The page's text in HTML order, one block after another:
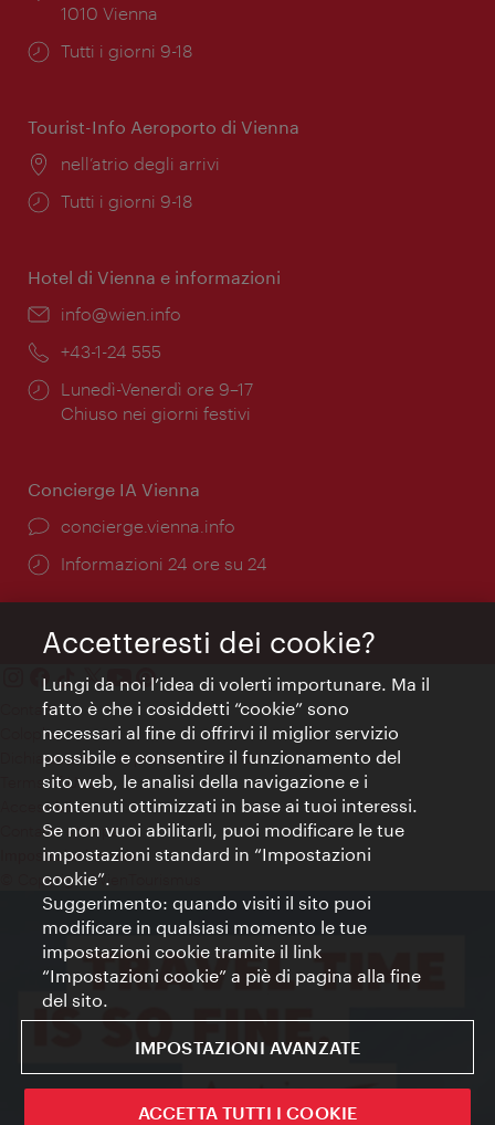
1010 Vienna
Orari
Tutti i giorni 9-18
Tourist-Info Aeroporto di Vienna
Posizione:
nell’atrio degli arrivi
Orari
Tutti i giorni 9-18
Hotel di Vienna e informazioni
Email:
info@wien.info
Telefono:
+43-1-24 555
Orari
di
Lunedì-Venerdì ore 9–17
Chiuso nei giorni festivi
Concierge IA Vienna
Ort:
concierge.vienna.info
Öffnungszeiten:
Informazioni 24 ore su 24
Contatti
Colophon
Dichiarazione sulla protezione dei dati
Terms of Use
Accessibilità
Contatto stampa
Impostazioni cookie
© Copyright WienTourismus
Accetteresti dei cookie?
Lungi da noi l’idea di volerti importunare. Ma il
fatto è che i cosiddetti “cookie” sono
necessari al fine di offrirvi il miglior servizio
possibile e consentire il funzionamento del
sito web, le analisi della navigazione e i
contenuti ottimizzati in base ai tuoi interessi.
Se non vuoi abilitarli, puoi modificare le tue
impostazioni standard in “Impostazioni
cookie”.
Suggerimento: quando visiti il sito puoi
modificare in qualsiasi momento le tue
impostazioni cookie tramite il link
“Impostazioni cookie” a piè di pagina alla fine
del sito.
IMPOSTAZIONI AVANZATE
ACCETTA TUTTI I COOKIE